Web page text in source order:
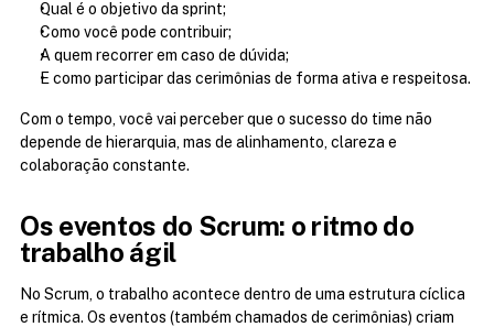
Qual é o objetivo da sprint;
Como você pode contribuir;
A quem recorrer em caso de dúvida;
E como participar das cerimônias de forma ativa e respeitosa.
Com o tempo, você vai perceber que o sucesso do time não
depende de hierarquia, mas de alinhamento, clareza e
colaboração constante.
Os eventos do Scrum: o ritmo do
trabalho ágil
No Scrum, o trabalho acontece dentro de uma estrutura cíclica
e rítmica. Os eventos (também chamados de cerimônias) criam